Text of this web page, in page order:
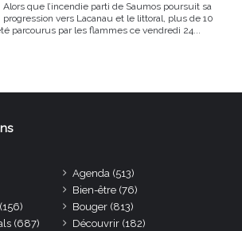
Alors que l’incendie parti de Saumos poursuit sa
progression vers Lacanau et le littoral, plus de 10
parcourus par les flammes ce vendredi 24...
Agenda (513)
Bien-être (76)
(156) Bouger (813)
(687) Découvrir (182)